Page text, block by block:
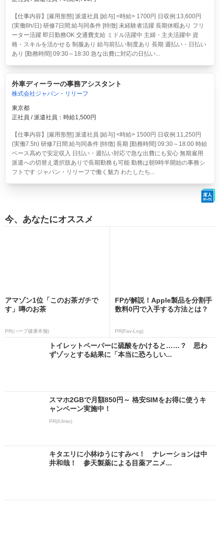
【仕事内容】[雇用形態] 派遣社員 [給与] <時給> 1700円 日収例:13,600円
(実働8h/日) 研修7日間:給与同条件 [特徴] 未経験者活躍 長期休暇あり フリ
ーター活躍 即日勤務OK 交通費支給 ミドル活躍中 主婦・主夫活躍中 資
格・スキルを活かせる 制服あり 給与前払い制度あり 長期 週払い・日払い
あり [勤務時間] 09:30～18:30 急な出費に対応の日払い...
外車ディーラーの事務アシスタント
株式会社ジャパン・リリーフ
東京都
正社員 / 派遣社員：時給1,500円
【仕事内容】[雇用形態] 派遣社員 [給与] <時給> 1500円 日収例:11,250円
(実働7.5h) 研修7日間:給与同条件 [特徴] 長期 [勤務時間] 09:30～18:00 時給
ベース高めで安定収入 日払い・週払い対応で急な出費にも安心 無期雇用
派遣への切替え選択肢ありで長期勤務も可能 勤務は朝9時半開始の事務シ
フトです ジャパン・リリーフで働く魅力 わたしたち...
今、あなたにオススメ
アマゾン1位「このお茶ガチで
す」噂のお茶
PR(ハーブ健康本舗)
FPが解説！Apple製品を分割手
数料0円で入手する方法とは？
PR(Fav-Log)
トイレットペーパーに硫酸をかけると……？ 思わ
ずゾッとする結果に「本当に恐ろしい...
スマホ2GBで月額850円～ 格安SIMをお得に使うキ
ャンペーン実施中！
PR(IIJmio)
キタエリに小林ゆうにすみぺ！ ナレーションは中
井和哉！ 参天製薬による目薬アニメ...